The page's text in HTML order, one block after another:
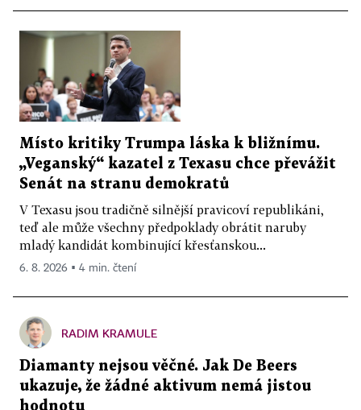
Místo kritiky Trumpa láska k bližnímu.
„Veganský“ kazatel z Texasu chce převážit
Senát na stranu demokratů
V Texasu jsou tradičně silnější pravicoví republikáni,
teď ale může všechny předpoklady obrátit naruby
mladý kandidát kombinující křesťanskou...
6. 8. 2026 ▪ 4 min. čtení
RADIM KRAMULE
Diamanty nejsou věčné. Jak De Beers
ukazuje, že žádné aktivum nemá jistou
hodnotu